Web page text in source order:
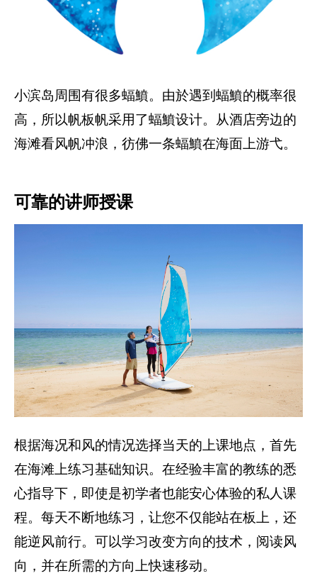
小滨岛周围有很多蝠鱝。由於遇到蝠鱝的概率很
高，所以帆板帆采用了蝠鱝设计。从酒店旁边的
海滩看风帆冲浪，彷佛一条蝠鱝在海面上游弋。
可靠的讲师授课
根据海况和风的情况选择当天的上课地点，首先
在海滩上练习基础知识。在经验丰富的教练的悉
心指导下，即使是初学者也能安心体验的私人课
程。每天不断地练习，让您不仅能站在板上，还
能逆风前行。可以学习改变方向的技术，阅读风
向，并在所需的方向上快速移动。